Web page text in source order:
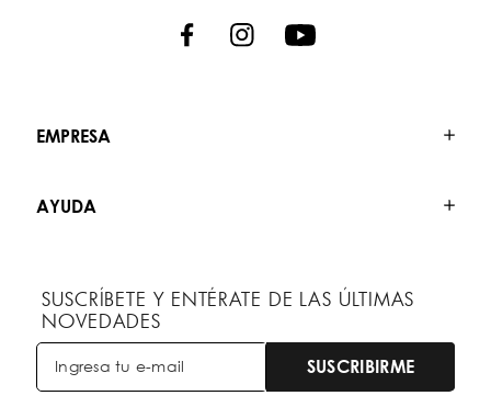
EMPRESA
AYUDA
SUSCRÍBETE Y ENTÉRATE DE LAS ÚLTIMAS
NOVEDADES
SUSCRIBIRME